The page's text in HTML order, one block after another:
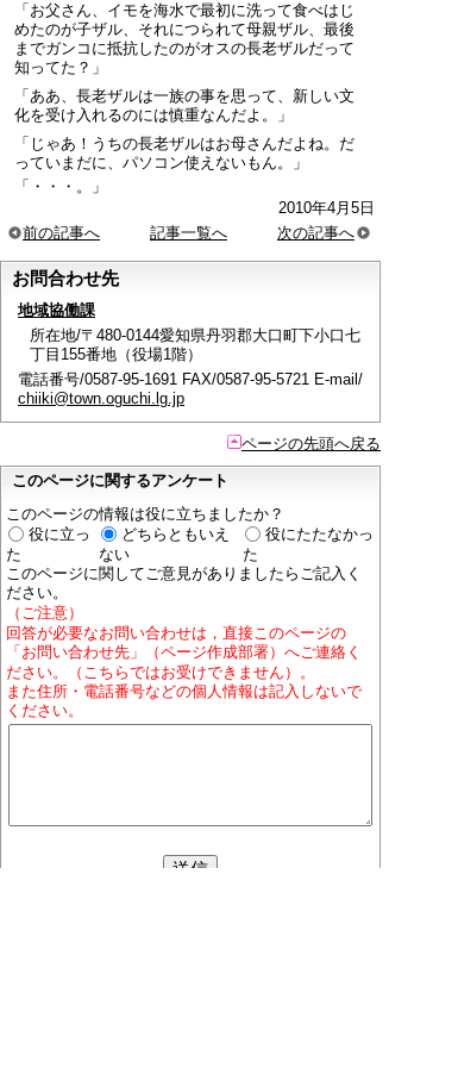
「お父さん、イモを海水で最初に洗って食べはじ
めたのが子ザル、それにつられて母親ザル、最後
までガンコに抵抗したのがオスの長老ザルだって
知ってた？」
「ああ、長老ザルは一族の事を思って、新しい文
化を受け入れるのには慎重なんだよ。」
「じゃあ！うちの長老ザルはお母さんだよね。だ
っていまだに、パソコン使えないもん。」
「・・・。」
2010年4月5日
前の記事へ
記事一覧へ 次の記事へ
お問合わせ先
地域協働課
所在地/〒480-0144愛知県丹羽郡大口町下小口七
丁目155番地（役場1階）
電話番号/0587-95-1691 FAX/0587-95-5721 E-mail/
chiiki@town.oguchi.lg.jp
ページの先頭へ戻る
このページに関するアンケート
このページの情報は役に立ちましたか？
役に立っ
た
どちらともいえ
ない
役にたたなかっ
た
このページに関してご意見がありましたらご記入く
ださい。
（ご注意）
回答が必要なお問い合わせは，直接このページの
「お問い合わせ先」（ページ作成部署）へご連絡く
ださい。（こちらではお受けできません）。
また住所・電話番号などの個人情報は記入しないで
ください。